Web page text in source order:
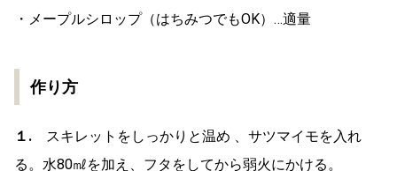
・メープルシロップ（はちみつでもOK）…適量
作り方
１. スキレットをしっかりと温め 、サツマイモを入れ
る。水80㎖を加え、フタをしてから弱火にかける。